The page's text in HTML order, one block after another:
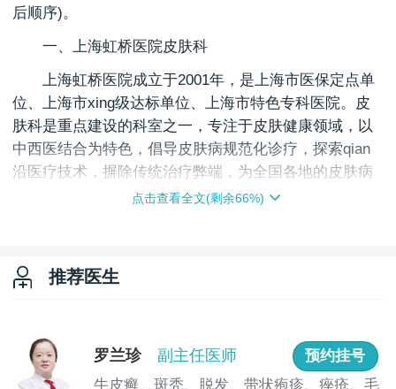
后顺序)。
一、上海虹桥医院皮肤科
上海虹桥医院成立于2001年，是上海市医保定点单
位、上海市xing级达标单位、上海市特色专科医院。皮
肤科是重点建设的科室之一，专注于皮肤健康领域，以
中西医结合为特色，倡导皮肤病规范化诊疗，探索qian
沿医疗技术，摒除传统治疗弊端，为全国各地的皮肤病
患者提供卓yue的医疗服务和健康管理体系。
切、熏蒸、药浴、针灸等特色治疗，同时开展脉冲激
疗领域，形成了诸多you势。
二、复旦大学附属华山医院
点击查看全文(剩余66%)
推荐医生
罗兰珍 副主任医师
预约挂号
牛皮癣、斑秃、脱发、带状疱疹、痤疮、毛